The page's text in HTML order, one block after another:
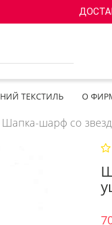
ТЕКСТИЛЬ О
Шапка-шарф со